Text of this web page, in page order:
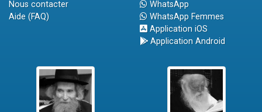
Nous contacter
Aide (FAQ)
WhatsApp
WhatsApp Femmes
Application iOS
Application Android